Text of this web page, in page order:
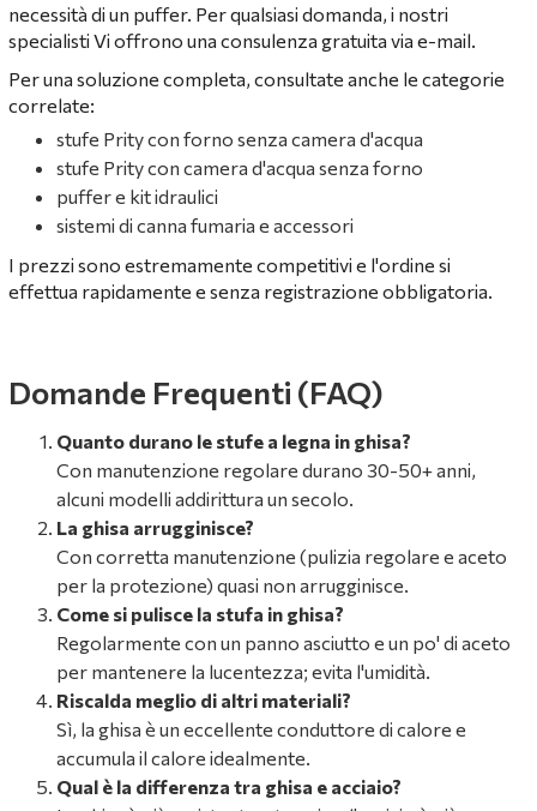
necessità di un puffer. Per qualsiasi domanda, i nostri
specialisti Vi offrono una consulenza gratuita via e-mail.
Per una soluzione completa, consultate anche le categorie
correlate:
stufe Prity con forno senza camera d'acqua
stufe Prity con camera d'acqua senza forno
puffer e kit idraulici
sistemi di canna fumaria e accessori
I prezzi sono estremamente competitivi e l'ordine si
effettua rapidamente e senza registrazione obbligatoria.
Domande Frequenti (FAQ)
Quanto durano le stufe a legna in ghisa?
Con manutenzione regolare durano 30-50+ anni,
alcuni modelli addirittura un secolo.
La ghisa arrugginisce?
Con corretta manutenzione (pulizia regolare e aceto
per la protezione) quasi non arrugginisce.
Come si pulisce la stufa in ghisa?
Regolarmente con un panno asciutto e un po' di aceto
per mantenere la lucentezza; evita l'umidità.
Riscalda meglio di altri materiali?
Sì, la ghisa è un eccellente conduttore di calore e
accumula il calore idealmente.
Qual è la differenza tra ghisa e acciaio?